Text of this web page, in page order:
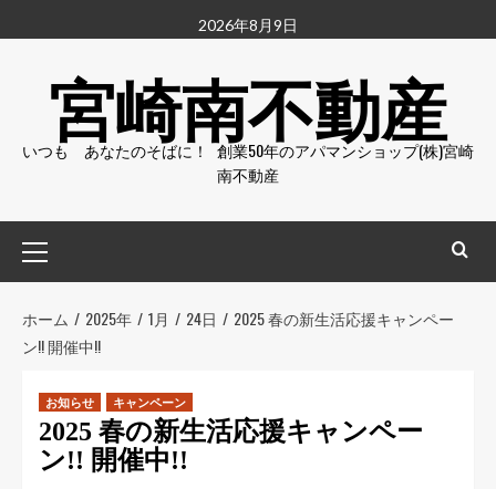
2026年8月9日
宮崎南不動産
いつも あなたのそばに！ 創業50年のアパマンショップ(株)宮崎
南不動産
ホーム 2025年 1月 24日
2025 春の新生活応援キャンペー
ン!! 開催中!!
お知らせ キャンペーン
2025 春の新生活応援キャンペー
ン!! 開催中!!